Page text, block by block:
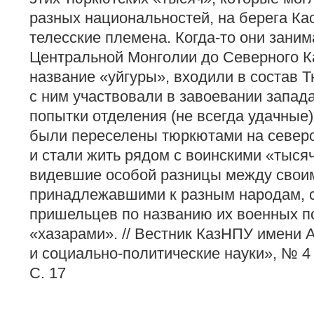
разных национальностей, на берега
телесские племена. Когда-то они
Центральной Монголии до Северного
название «уйгуры», входили в состав
с ним участвовали в завоевании
попытки отделения (не всегда
были переселены тюркютами на
и стали жить рядом с воинскими
видевшие особой разницы между
принадлежавшими к разным народам,
пришельцев по названию их военных
«хазарами». // Вестник КазНПУ имени
и социально-политические науки», №
С. 17